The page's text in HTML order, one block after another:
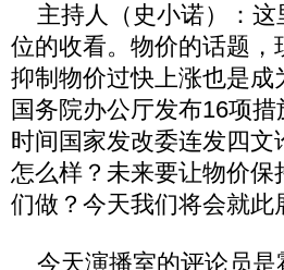
主持人（史小诺）：这
位的收看。物价的话题
抑制物价过快上涨也是
国务院办公厅发布16项
时间国家发改委连发四
怎么样？未来要让物价
们做？今天我们将会就此
今天演播室的评论员是